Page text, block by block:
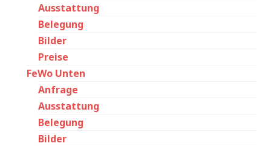
Ausstattung
Belegung
Bilder
Preise
FeWo Unten
Anfrage
Ausstattung
Belegung
Bilder